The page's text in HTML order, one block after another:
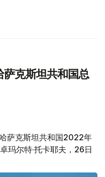
克斯坦共和国总
萨克斯坦共和国2022年
玛尔特·托卡耶夫，26日